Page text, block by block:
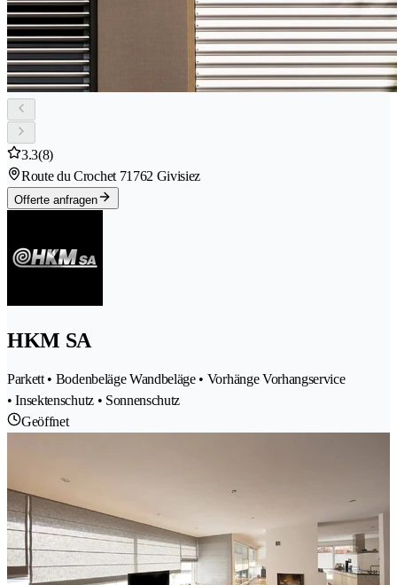
3.3(8)
Route du Crochet 71762 Givisiez
Offerte anfragen
HKM SA
Parkett • Bodenbeläge Wandbeläge • Vorhänge Vorhangservice
• Insektenschutz • Sonnenschutz
Geöffnet